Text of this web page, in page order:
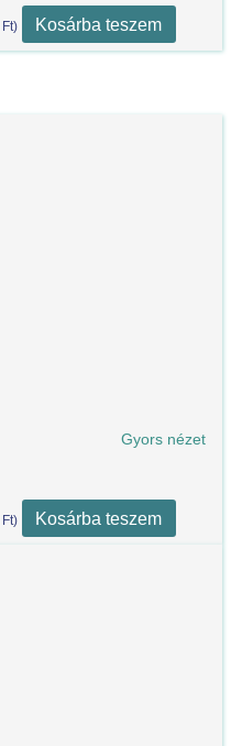
Ft) Kosárba teszem
Gyors nézet
Ft) Kosárba teszem